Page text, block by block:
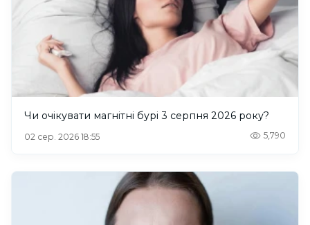
Чи очікувати магнітні бурі 3 серпня 2026 року?
02 сер. 2026 18:55 5,790